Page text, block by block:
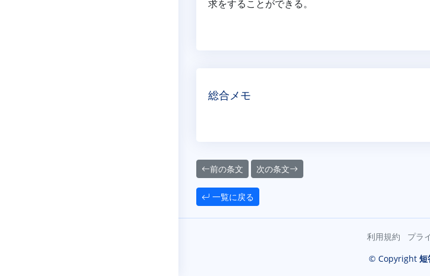
求をすることができる。
総合メモ
前の条文 次の条文
一覧に戻る
利用規約 プラ
© Copyright 短